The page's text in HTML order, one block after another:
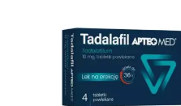
kaina
buvo:
€26.00.
kaina
yra:
€22.00.